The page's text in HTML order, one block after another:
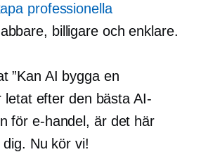
professionella
billigare och enklare.
”Kan AI bygga en
letat efter den bästa AI-
för e-handel, är det här
Nu kör vi!